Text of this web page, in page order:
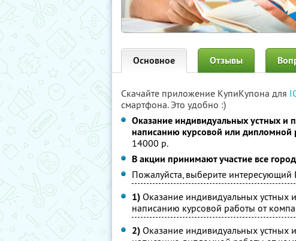
Основное Отзывы
Скачайте приложение КупиКупона для
смартфона. Это удобно :)
Оказание индивидуальных устных и
написанию курсовой или дипломной
14000 р.
В акции принимают участие все
Пожалуйста, выберите интересующий
1) Оказание индивидуальных устных
написанию курсовой работы от
2) Оказание индивидуальных устных